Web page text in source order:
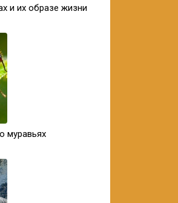
и их образе жизни
муравьях